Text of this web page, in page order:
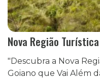
Nova Região
"Descubra a Nova
Goiano que Vai Além